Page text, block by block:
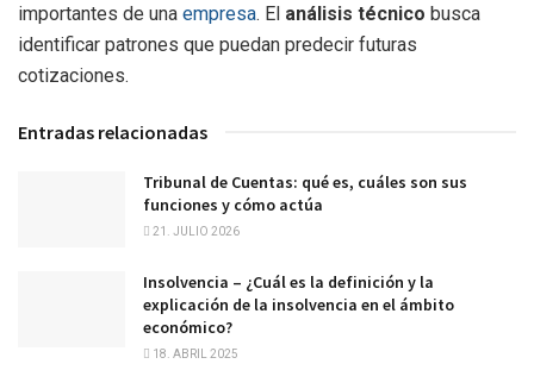
importantes de una empresa. El análisis técnico busca
identificar patrones que puedan predecir futuras
cotizaciones.
Entradas relacionadas
Tribunal de Cuentas: qué es, cuáles son sus
funciones y cómo actúa
21. JULIO 2026
Insolvencia – ¿Cuál es la definición y la
explicación de la insolvencia en el ámbito
económico?
18. ABRIL 2025